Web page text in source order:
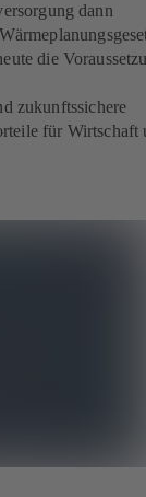
dann
die
zukunftssichere
für Wirtschaft